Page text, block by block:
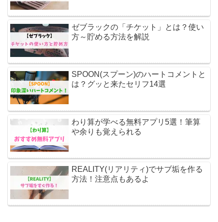
ゼブラックの「チケット」とは？使い
方～貯める方法を解説
SPOON(スプーン)のハートコメントと
は？グッと来たセリフ14選
わり算が学べる無料アプリ5選！筆算
や余りも覚えられる
REALITY(リアリティ)でサブ垢を作る
方法！注意点もあるよ